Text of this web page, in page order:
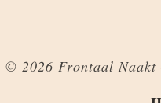
© 2026 Frontaal Naakt